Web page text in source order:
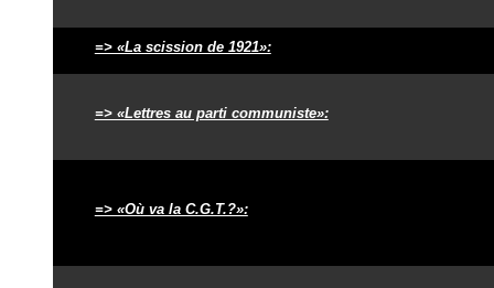
=> «La scission de 1921»:
=> «Lettres au parti communiste»:
=> «Où va la C.G.T.?»: